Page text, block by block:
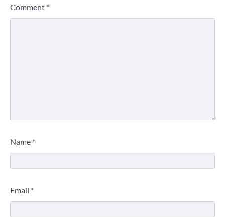
Comment *
Name *
Email *